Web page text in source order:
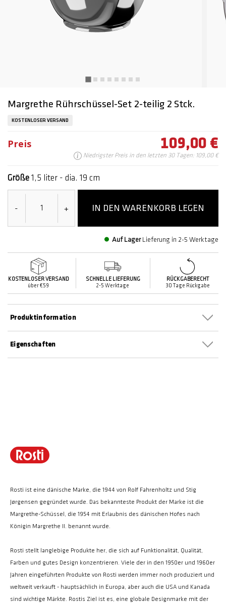
Margrethe Rührschüssel-Set 2-teilig 2 Stck.
KOSTENLOSER VERSAND
Preis 109,00 €
Niedrigster Preis in den letzten 30 Tagen: 109,00 €
Größe 1,5 liter - dia. 19 cm
- + IN DEN WARENKORB LEGEN
Auf Lager Lieferung in 2-5 Werktage
KOSTENLOSER VERSAND
über €59
SCHNELLE LIEFERUNG
2-5 Werktage
RÜCKGABERECHT
30 Tage Rückgabe
Eigenschaften
Produktinformation
Rosti ist eine dänische Marke, die 1944 von Rolf Fahrenholtz und Stig
Jørgensen gegründet wurde. Das bekannteste Produkt der Marke ist die
Margrethe-Schüssel, die 1954 mit Erlaubnis des dänischen Hofes nach
Königin Margrethe II. benannt wurde.
Rosti stellt langlebige Produkte her, die sich auf Funktionalität, Qualität,
Farben und gutes Design konzentrieren. Viele der in den 1950er und 1960er
Jahren eingeführten Produkte von Rosti werden immer noch produziert und
weltweit verkauft - hauptsächlich in Europa, aber auch die USA und Kanada
sind wichtige Märkte. Rostis Ziel ist es, eine globale Designmarke mit der